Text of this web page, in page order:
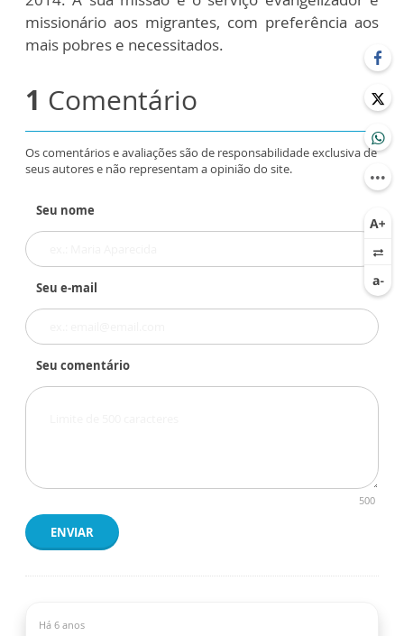
missionário aos migrantes, com preferência aos
mais pobres e necessitados.
1 Comentário
Os comentários e avaliações são de responsabilidade exclusiva de
seus autores e não representam a opinião do site.
Seu nome
Seu e-mail
Seu comentário
500
ENVIAR
Há 6 anos